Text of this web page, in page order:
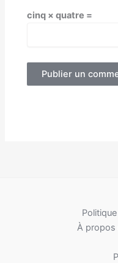
cinq × quatre =
À propos